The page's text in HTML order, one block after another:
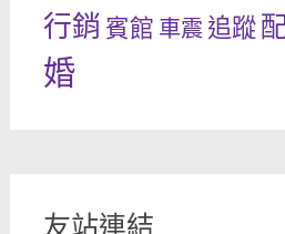
行銷 賓館 車震追蹤
婚
友站連結